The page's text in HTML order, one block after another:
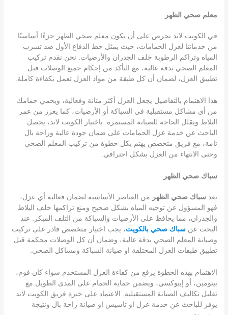
معلم صحي الظهر
في الكويت لاند نحرص على أن يكون معلم صحي الظهر جزءًا أساسيًا
من خدماتنا لعزل الحمامات، حيث يمثل خط الدفاع الأول ضد تسرب
المياه وتراكم الرطوبة خلف الجدران والأرضيات. نحن نقدم تركيب
المعلم الصحي بدقة عالية، مع التأكد من إحكام جميع الوصلات قبل
تطبيق العزل، لضمان أن كل طبقة من مواد العزل تعمل بكفاءة كاملة.
هذا الاهتمام بالتفاصيل يجعل العزل أكثر متانة وفعالية، ويحمي حمامك
من أي مشاكل مستقبلية في السباكة أو الأرضيات، كما يعزز من عمر
البلاط ويقلل الحاجة للصيانة المستمرة. باختيار الكويت لاند، يحصل
الباحث عن خدمة عزل الحمامات على ضمان جودة عالية وراحة بال
تامة، مع فريق متخصص يهتم بكل خطوة من تركيب المعلم الصحي
وحتى الانتهاء من العزل بشكل احترافي.
سباك صحي الظهر
يعد سباك صحي الظهر من العناصر الأساسية لضمان فعالية أي عزل،
فهو المسؤول عن توجيه المياه بشكل صحيح ومنع تراكمها خلف البلاط
والجدران، مما يحافظ على الأرضيات والسباكة من التلف المبكر. عند
البحث عنسباك صحي بالكويت، يجب اختيار متخصص قادر على تركيب
وصيانة المعلم الصحي بدقة عالية، وضمان أن كل الوصلات محكمة قبل
تطبيق طبقات العزل المختلفة او صيانة السباكة ومشاكل الصحي.
الاهتمام بهذه الخطوة يرفع من كفاءة العزل المستخدم سواء كان فوم،
بيتومين، أو إيبوكسي، ويضمن حماية الحمام على المدى الطويل مع
تقليل تكاليف الصيانة المستقبلية. الاعتماد على خبرة فريق الكويت لاند
يوفر للباحث عن خدمة عزل او تاسيس او صيانة راحة بال ونتيجة